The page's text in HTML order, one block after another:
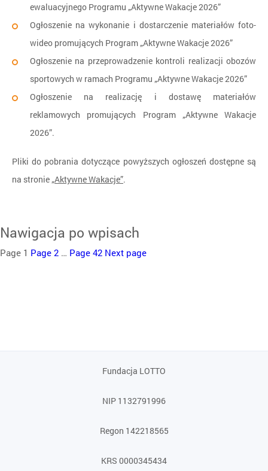
ewaluacyjnego Programu „Aktywne Wakacje 2026”
Ogłoszenie na wykonanie i dostarczenie materiałów foto-
wideo promujących Program „Aktywne Wakacje 2026”
Ogłoszenie na przeprowadzenie kontroli realizacji obozów
sportowych w ramach Programu „Aktywne Wakacje 2026”
Ogłoszenie na realizację i dostawę materiałów
reklamowych promujących Program „Aktywne Wakacje
2026”.
Pliki do pobrania dotyczące powyższych ogłoszeń dostępne są
na stronie „Aktywne Wakacje”.
Nawigacja po wpisach
Page 1 Page 2 … Page 42 Next page
Fundacja LOTTO
NIP 1132791996
Regon 142218565
KRS 0000345434